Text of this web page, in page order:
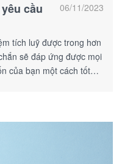
06/11/2023
cầu
tích luỹ được trong hơn
sẽ đáp ứng được mọi
của bạn một cách tốt